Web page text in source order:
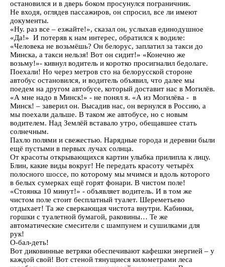
остановился и в дверь боком просунулся пограничник.
Не входя, оглядев пассажиров, он спросил, все ли имеют
документы.
«Ну. раз все – езжайте!», сказал он, услыхав единодушное
«Да!» И потеряв к нам интерес, обратился к водиле:
«Человека не возьмёшь? Он белорус, заплатил за такси до
Минска, а такси нельзя! Вот он сидит!» «Конечно же
возьму!»- кивнул водитель и коротко просигналил бедолаге.
Поехали! Но через метров сто на белорусской стороне
автобус остановился, и водитель объявил, что далее мы
поедем на другом автобусе, который доставит нас в Могилёв.
«А мне надо в Минск!» - не понял я. «А из Могилёва - в
Минск! – заверил он. Высадив нас, он вернулся в Россию, а
мы поехали дальше. В таком же автобусе, но с новым
водителем. Над Землёй вставало утро, обещавшее стать
солнечным.
Пахло полями и свежестью. Нарядные города и деревни были
ещё пустыми в первых лучах солнца.
От красоты открывающихся картин улыбка прилипла к лицу.
Блин, какие виды вокруг! Не передать красоту четырёх
полосного шоссе, по которому мы мчимся и вдоль которого
в белых сумерках ещё горят фонари. В чистом поле!
«Стоянка 10 минут!» - объявляет водитель. И в том же
чистом поле стоит бесплатный туалет. Шереметьево
отдыхает! Та же сверкающая чистота внутри. Кабинки,
горшки с туалетной бумагой, раковины… Те же
автоматические смесители с шампунем и сушилками для
рук!
О-бал-деть!
Вот диковинные ветряки обеспечивают кафешки энергией – у
каждой свой! Вот стеной тянущиеся километрами леса